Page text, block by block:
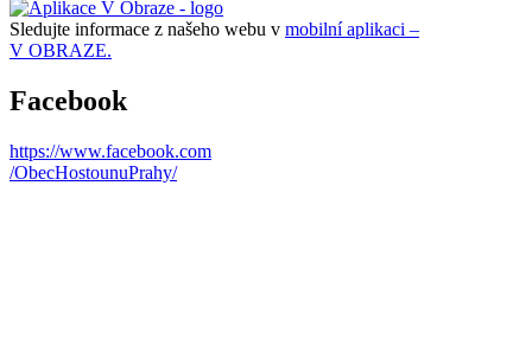
Sledujte informace z našeho webu v mobilní aplikaci –
V OBRAZE.
Facebook
https://www.facebook.com
/ObecHostounuPrahy/